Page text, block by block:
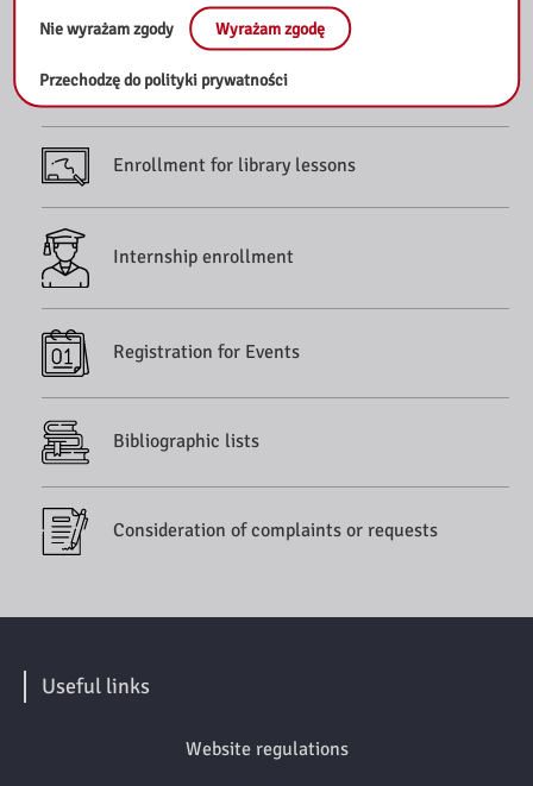
Send an inquiry
Enrollment for library lessons
Internship enrollment
Registration for Events
Bibliographic lists
Consideration of complaints or requests
Useful links
Website regulations
Nie wyrażam zgody Wyrażam zgodę
Przechodzę do polityki prywatności